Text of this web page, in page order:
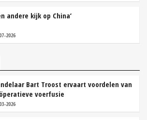
andere kijk op China’
2026
Bart Troost ervaart voordelen van
voerfusie
2026